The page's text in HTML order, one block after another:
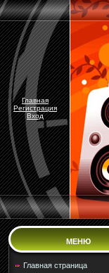
Главная
Регистрация
Вход
МЕНЮ
Главная страница